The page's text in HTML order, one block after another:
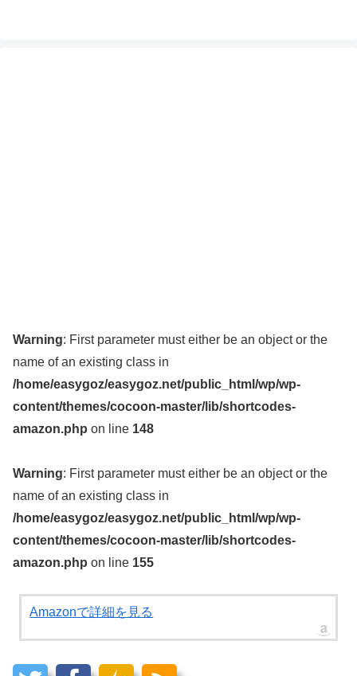
Warning: First parameter must either be an object or the
name of an existing class in
/home/easygoz/easygoz.net/public_html/wp/wp-
content/themes/cocoon-master/lib/shortcodes-
amazon.php on line 148
Warning: First parameter must either be an object or the
name of an existing class in
/home/easygoz/easygoz.net/public_html/wp/wp-
content/themes/cocoon-master/lib/shortcodes-
amazon.php on line 155
Amazonで詳細を見る